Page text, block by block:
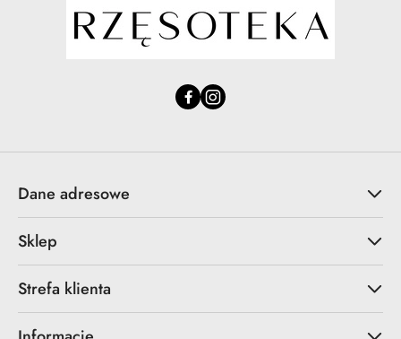
Dane adresowe
Sklep
Strefa klienta